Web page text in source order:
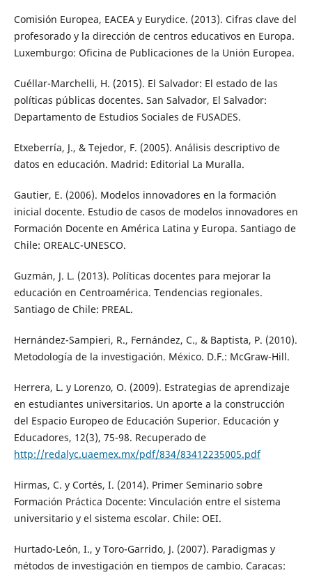
Comisión Europea, EACEA y Eurydice. (2013). Cifras clave del
profesorado y la dirección de centros educativos en Europa.
Luxemburgo: Oficina de Publicaciones de la Unión Europea.
Cuéllar-Marchelli, H. (2015). El Salvador: El estado de las
políticas públicas docentes. San Salvador, El Salvador:
Departamento de Estudios Sociales de FUSADES.
Etxeberría, J., & Tejedor, F. (2005). Análisis descriptivo de
datos en educación. Madrid: Editorial La Muralla.
Gautier, E. (2006). Modelos innovadores en la formación
inicial docente. Estudio de casos de modelos innovadores en
Formación Docente en América Latina y Europa. Santiago de
Chile: OREALC-UNESCO.
Guzmán, J. L. (2013). Políticas docentes para mejorar la
educación en Centroamérica. Tendencias regionales.
Santiago de Chile: PREAL.
Hernández-Sampieri, R., Fernández, C., & Baptista, P. (2010).
Metodología de la investigación. México. D.F.: McGraw-Hill.
Herrera, L. y Lorenzo, O. (2009). Estrategias de aprendizaje
en estudiantes universitarios. Un aporte a la construcción
del Espacio Europeo de Educación Superior. Educación y
Educadores, 12(3), 75-98. Recuperado de
http://redalyc.uaemex.mx/pdf/834/83412235005.pdf
Hirmas, C. y Cortés, I. (2014). Primer Seminario sobre
Formación Práctica Docente: Vinculación entre el sistema
universitario y el sistema escolar. Chile: OEI.
Hurtado-León, I., y Toro-Garrido, J. (2007). Paradigmas y
métodos de investigación en tiempos de cambio. Caracas: